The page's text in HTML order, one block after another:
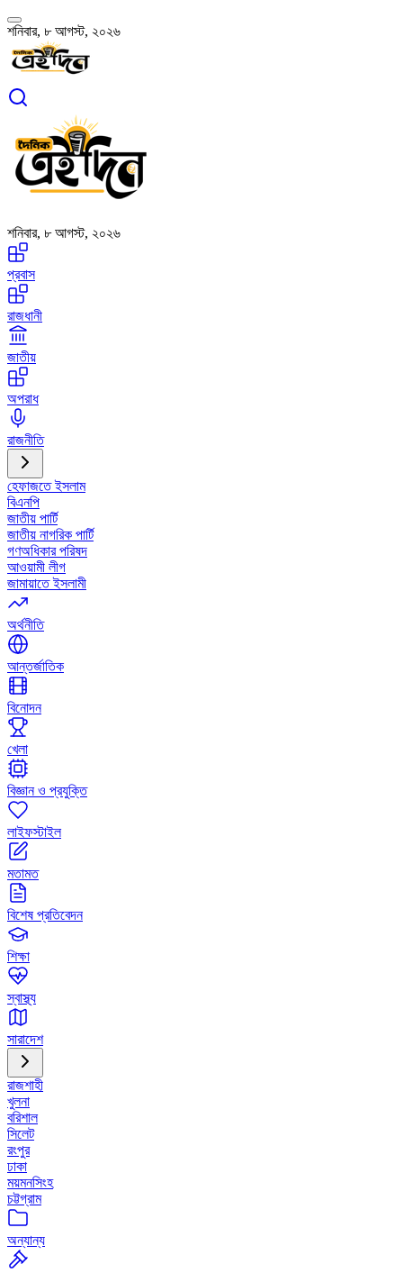
শনিবার, ৮ আগস্ট, ২০২৬
শনিবার, ৮ আগস্ট, ২০২৬
প্রবাস
রাজধানী
জাতীয়
অপরাধ
রাজনীতি
হেফাজতে ইসলাম
বিএনপি
জাতীয় পার্টি
জাতীয় নাগরিক পার্টি
গণঅধিকার পরিষদ
আওয়ামী লীগ
জামায়াতে ইসলামী
অর্থনীতি
আন্তর্জাতিক
বিনোদন
খেলা
বিজ্ঞান ও প্রযুক্তি
লাইফস্টাইল
মতামত
বিশেষ প্রতিবেদন
শিক্ষা
স্বাস্থ্য
সারাদেশ
রাজশাহী
খুলনা
বরিশাল
সিলেট
রংপুর
ঢাকা
ময়মনসিংহ
চট্টগ্রাম
অন্যান্য